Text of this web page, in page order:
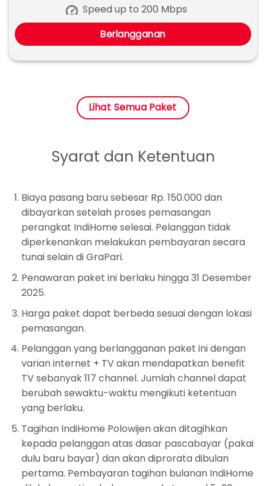
Speed up to 200 Mbps
Berlangganan
Lihat Semua Paket
Syarat dan Ketentuan
Biaya pasang baru sebesar Rp. 150.000 dan
dibayarkan setelah proses pemasangan
perangkat IndiHome selesai. Pelanggan tidak
diperkenankan melakukan pembayaran secara
tunai selain di GraPari.
Penawaran paket ini berlaku hingga 31 Desember
2025.
Harga paket dapat berbeda sesuai dengan lokasi
pemasangan.
Pelanggan yang berlangganan paket ini dengan
varian internet + TV akan mendapatkan benefit
TV sebanyak 117 channel. Jumlah channel dapat
berubah sewaktu-waktu mengikuti ketentuan
yang berlaku.
Tagihan IndiHome Polowijen akan ditagihkan
kepada pelanggan atas dasar pascabayar (pakai
dulu baru bayar) dan akan diprorata dibulan
pertama. Pembayaran tagihan bulanan IndiHome